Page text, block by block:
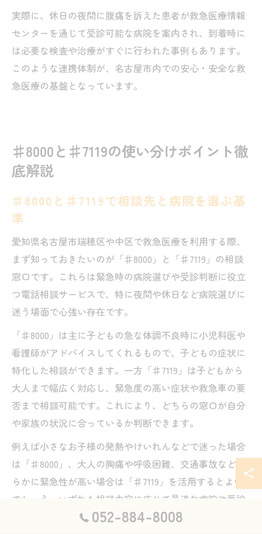
実際に、休日の夜間に腹痛を訴えた患者が救急医療情報
センターを通じて受診可能な病院を案内され、到着時に
は必要な検査や治療がすぐに行われた事例もあります。
このような連携体制が、名古屋市内での安心・安全な救
急医療の基盤となっています。
♯8000と♯7119の使い分けポイント徹
底解説
♯8000と♯7119で相談先と病院を選ぶ基
準
愛知県名古屋市瑞穂区や中区で救急医療を利用する際、
まず知っておきたいのが「♯8000」と「♯7119」の相談
窓口です。これらは緊急時の病院選びや受診判断に役立
つ電話相談サービスで、特に夜間や休日など病院選びに
迷う場面で心強い存在です。
「♯8000」は主に子どもの急な体調不良時に小児科医や
看護師がアドバイスしてくれるもので、子どもの症状に
特化した相談ができます。一方「♯7119」は子どもから
大人まで幅広く対応し、緊急度の高い症状や救急車の要
否まで相談可能です。これにより、どちらの窓口が自分
や家族の状況に合っているか判断できます。
例えば小さなお子様の発熱やけいれんなどで迷った場合
は「♯8000」、大人の胸痛や呼吸困難、交通事故など明
らかに緊急性が高い場合は「♯7119」を活用するとよい
でしょう。いずれも相談内容に応じて最適な病院や受診
方法を案内してくれるため、慌てず活用することが大切
052-884-8008